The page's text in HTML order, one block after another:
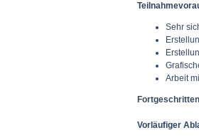
Sehr
Arbeit
Vorläufiger